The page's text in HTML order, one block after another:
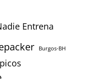
Entrena
Burgos-BH